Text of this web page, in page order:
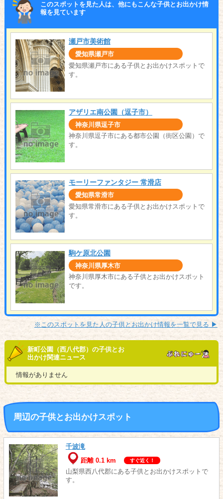
このスポットを見た人は、他にもこんな子供とお出かけ情
報を見ています
瀬戸市美術館
愛知県瀬戸市
愛知県瀬戸市にある子供とお出かけスポットで
す。
アザリエ南公園（逗子市）
神奈川県逗子市
神奈川県逗子市にある都市公園（街区公園）で
す。
モーリーファンタジー 常滑店
愛知県常滑市
愛知県常滑市にある子供とお出かけスポットで
す。
駒ケ原北公園
神奈川県厚木市
神奈川県厚木市にある子供とお出かけスポット
です。
※このスポットを見た人の子供とお出かけ情報を一覧で見る ▶︎
新町公園（西八代郡）の子供とお
出かけ関連ニュース
情報がありません
周辺の子供とお出かけスポット
千波滝
距離 0.1 km
すぐ近く！
山梨県西八代郡にある子供とお出かけスポットで
す。